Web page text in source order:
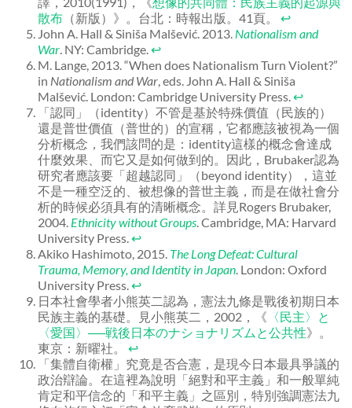
散布 （新版）》。台北：時報出版。41頁。↩
John A. Hall & Siniša Malšević. 2013. Nationalism and
War. NY: Cambridge.↩
M. Lange, 2013. “When does Nationalism Turn Violent?”
in Nationalism and War, eds. John A. Hall & Siniša
Malšević. London: Cambridge University Press.↩
「認同」（identity）不管是基於特殊價值（民族的）
還是普世價值（普世的）的宣稱，它都應該被視為一個
分析概念，我們該問的是：identity這樣的概念會達成
什麼效果、而它又是如何做到的。因此，Brubaker認為
研究者應該要「超越認同」（beyond identity），這並
不是一種空泛的、被想像的普世主義，而是在做社會分
析的時候必須具有的清晰概念。詳見Rogers Brubaker,
2004. Ethnicity without Groups. Cambridge, MA: Harvard
University Press.↩
Akiko Hashimoto, 2015. The Long Defeat: Cultural
Trauma, Memory, and Identity in Japan. London: Oxford
University Press.↩
日本社會學者小熊英二認為，憲法九條是戰後初期日本
民族主義的基礎。見小熊英二，2002，《 〈民主〉と
〈愛国〉──戦後日本のナショナリズムと公共性》。
東京：新曜社。↩
「集體自衛權」究竟是否合憲，是現今日本最具爭議的
政治辯論。在這裡為說明「絕對和平主義」和一般單純
肯定和平信念的「和平主義」之區別，特別強調憲法九